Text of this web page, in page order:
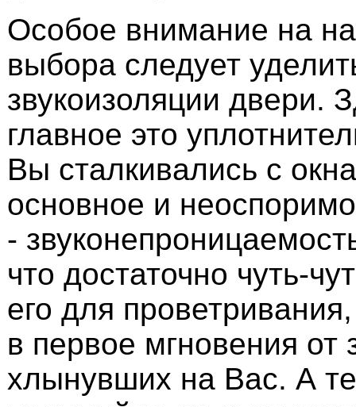
Особое внимание на
выбора следует
звукоизоляции двери.
главное это
Вы сталкивались с
основное и
-
что достаточно чуть-
его для
в первое мгновения от
хлынувших на Вас. А